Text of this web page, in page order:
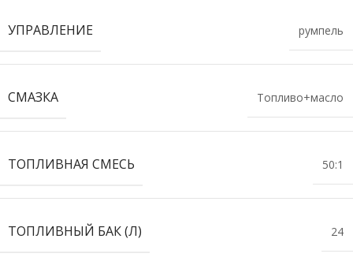
УПРАВЛЕНИЕ румпель
СМАЗКА Топливо+масло
ТОПЛИВНАЯ СМЕСЬ 50:1
ТОПЛИВНЫЙ БАК (Л) 24